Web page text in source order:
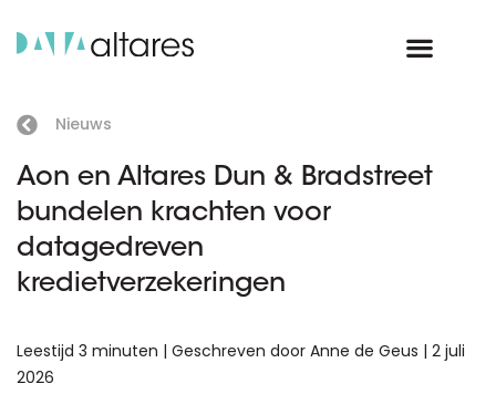
Nieuws
Aon en Altares Dun & Bradstreet
bundelen krachten voor
datagedreven
kredietverzekeringen
Leestijd 3 minuten | Geschreven door Anne de Geus | 2 juli
2026